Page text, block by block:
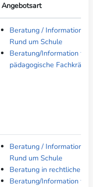
Angebotsart
Beratung / Informationen
Rund um Schule
Beratung/Information für
pädagogische Fachkräfte
Beratung / Informationen
Rund um Schule
Beratung in rechtlichen
Beratung/Information für